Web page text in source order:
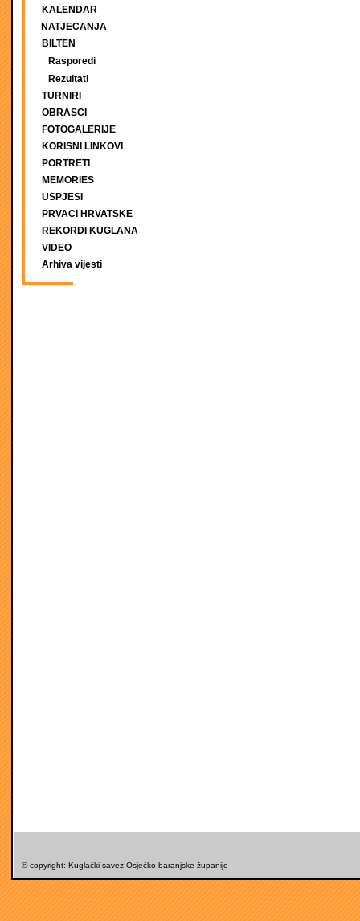
KALENDAR
NATJECANJA
BILTEN
Rasporedi
Rezultati
TURNIRI
OBRASCI
FOTOGALERIJE
KORISNI LINKOVI
PORTRETI
MEMORIES
USPJESI
PRVACI HRVATSKE
REKORDI KUGLANA
VIDEO
Arhiva vijesti
© copyright: Kuglački savez Osječko-baranjske županije